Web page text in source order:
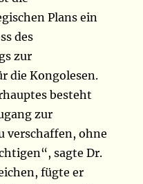
Plans ein
des
zur
die Kongolesen.
besteht
zur
verschaffen, ohne
sagte Dr.
fügte er